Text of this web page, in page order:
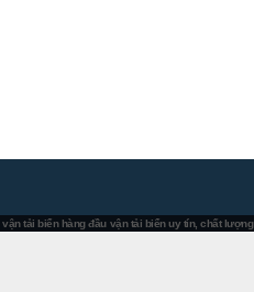
vận tải biển hàng đầu vận tải biển uy tín, chất lượng